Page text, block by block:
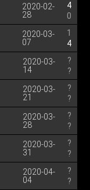
2020-02-
28
4
0
2020-03-
07
1
4
2020-03-
14
?
?
2020-03-
21
?
?
2020-03-
28
?
?
2020-03-
31
?
?
2020-04-
04
?
?